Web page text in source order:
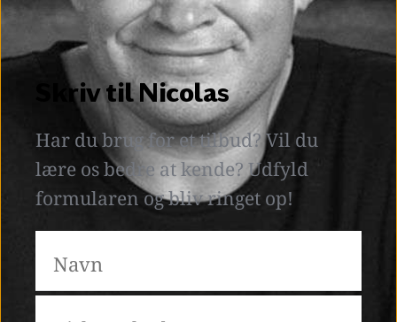
Skriv til Nicolas
Har du brug for et tilbud? Vil du
lære os bedre at kende? Udfyld
formularen og bliv ringet op!